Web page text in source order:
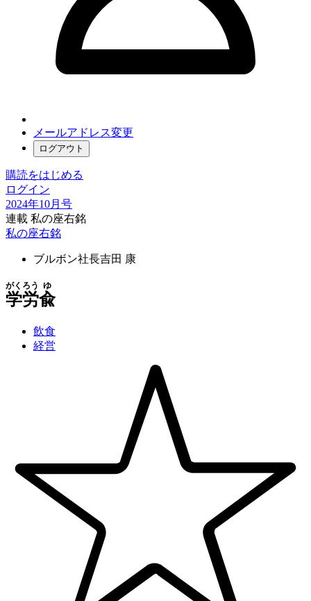
メールアドレス変更
ログアウト
購読をはじめる
ログイン
2024年10月号
連載 私の座右銘
私の座右銘
ブルボン社長吉田 康
学
がく
労
ろう
兪
ゆ
飲食
経営